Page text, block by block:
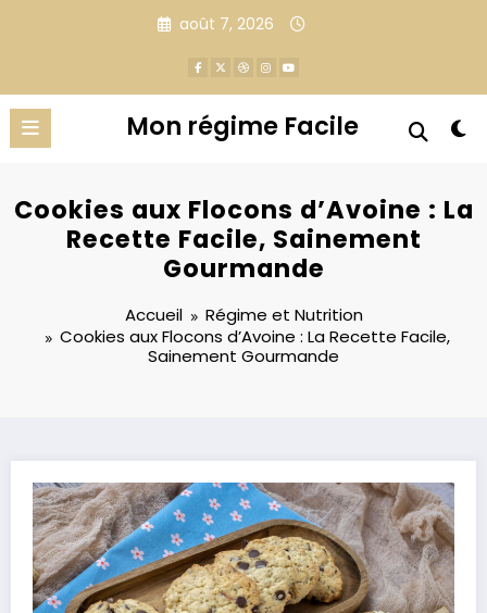
août 7, 2026
Mon régime Facile
Cookies aux Flocons d’Avoine : La
Recette Facile, Sainement
Gourmande
Accueil
Régime et Nutrition
Cookies aux Flocons d’Avoine : La Recette Facile,
Sainement Gourmande